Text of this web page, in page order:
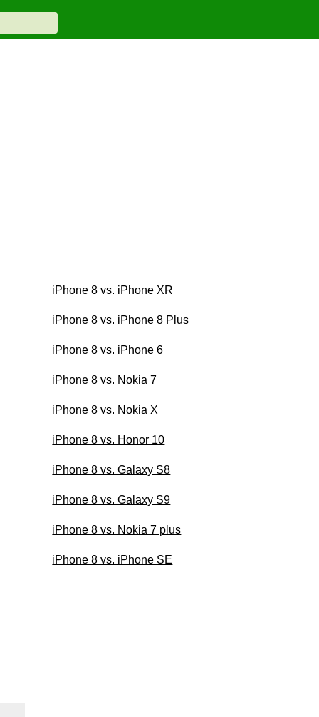
iPhone 8 vs. iPhone XR
iPhone 8 vs. iPhone 8 Plus
iPhone 8 vs. iPhone 6
iPhone 8 vs. Nokia 7
iPhone 8 vs. Nokia X
iPhone 8 vs. Honor 10
iPhone 8 vs. Galaxy S8
iPhone 8 vs. Galaxy S9
iPhone 8 vs. Nokia 7 plus
iPhone 8 vs. iPhone SE